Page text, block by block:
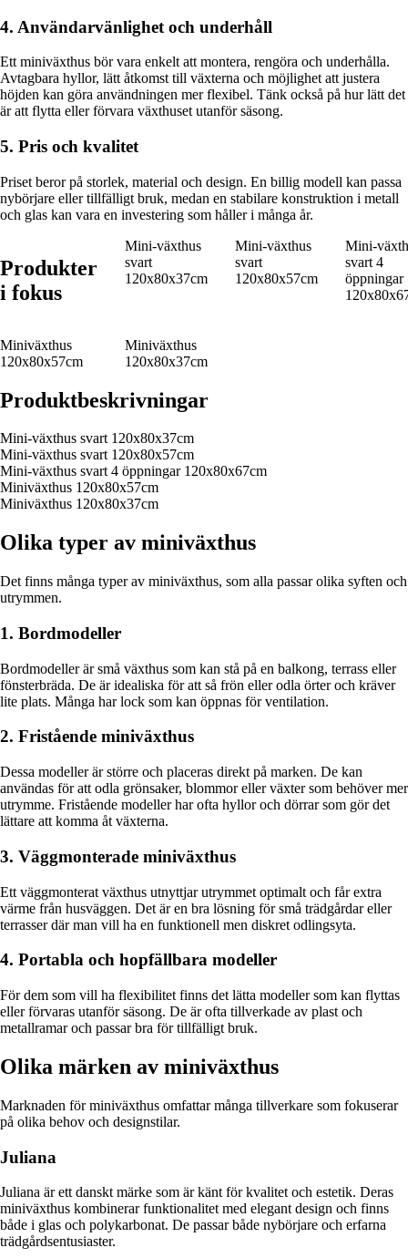
4. Användarvänlighet och underhåll
Ett miniväxthus bör vara enkelt att montera, rengöra och underhålla.
Avtagbara hyllor, lätt åtkomst till växterna och möjlighet att justera
höjden kan göra användningen mer flexibel. Tänk också på hur lätt det
är att flytta eller förvara växthuset utanför säsong.
5. Pris och kvalitet
Priset beror på storlek, material och design. En billig modell kan passa
nybörjare eller tillfälligt bruk, medan en stabilare konstruktion i metall
och glas kan vara en investering som håller i många år.
Produkter
i fokus
Mini-växthus
svart
120x80x37cm
Mini-växthus
svart
120x80x57cm
Mini-
svart 4
öppningar
Miniväxthus
120x80x57cm
Miniväxthus
120x80x37cm
Produktbeskrivningar
Mini-växthus svart 120x80x37cm
Mini-växthus svart 120x80x57cm
Mini-växthus svart 4 öppningar 120x80x67cm
Miniväxthus 120x80x57cm
Miniväxthus 120x80x37cm
Olika typer av miniväxthus
Det finns många typer av miniväxthus, som alla passar olika syften och
utrymmen.
1. Bordmodeller
Bordmodeller är små växthus som kan stå på en balkong, terrass eller
fönsterbräda. De är idealiska för att så frön eller odla örter och kräver
lite plats. Många har lock som kan öppnas för ventilation.
2. Fristående miniväxthus
Dessa modeller är större och placeras direkt på marken. De kan
användas för att odla grönsaker, blommor eller växter som behöver mer
utrymme. Fristående modeller har ofta hyllor och dörrar som gör det
lättare att komma åt växterna.
3. Väggmonterade miniväxthus
Ett väggmonterat växthus utnyttjar utrymmet optimalt och får extra
värme från husväggen. Det är en bra lösning för små trädgårdar eller
terrasser där man vill ha en funktionell men diskret odlingsyta.
4. Portabla och hopfällbara modeller
För dem som vill ha flexibilitet finns det lätta modeller som kan flyttas
eller förvaras utanför säsong. De är ofta tillverkade av plast och
metallramar och passar bra för tillfälligt bruk.
Olika märken av miniväxthus
Marknaden för miniväxthus omfattar många tillverkare som fokuserar
på olika behov och designstilar.
Juliana
Juliana är ett danskt märke som är känt för kvalitet och estetik. Deras
miniväxthus kombinerar funktionalitet med elegant design och finns
både i glas och polykarbonat. De passar både nybörjare och erfarna
trädgårdsentusiaster.